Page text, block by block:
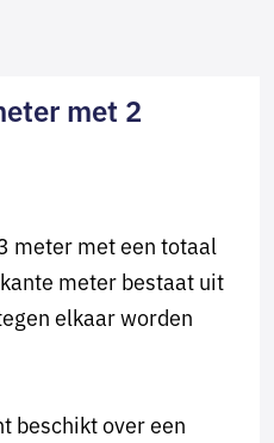
met 2
meter met een totaal
meter bestaat uit
elkaar worden
beschikt over een